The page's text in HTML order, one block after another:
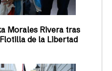
Morales Rivera tras
de la Libertad